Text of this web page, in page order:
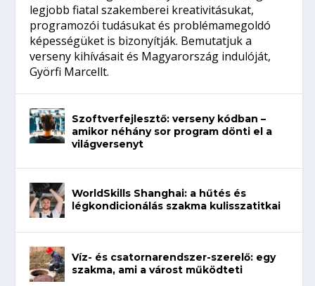
legjobb fiatal szakemberei kreativitásukat,
programozói tudásukat és problémamegoldó
képességüket is bizonyítják. Bemutatjuk a
verseny kihívásait és Magyarország indulóját,
Györfi Marcellt.
Szoftverfejlesztő: verseny kódban –
amikor néhány sor program dönti el a
világversenyt
WorldSkills Shanghai: a hűtés és
légkondicionálás szakma kulisszatitkai
Víz- és csatornarendszer-szerelő: egy
szakma, ami a várost működteti